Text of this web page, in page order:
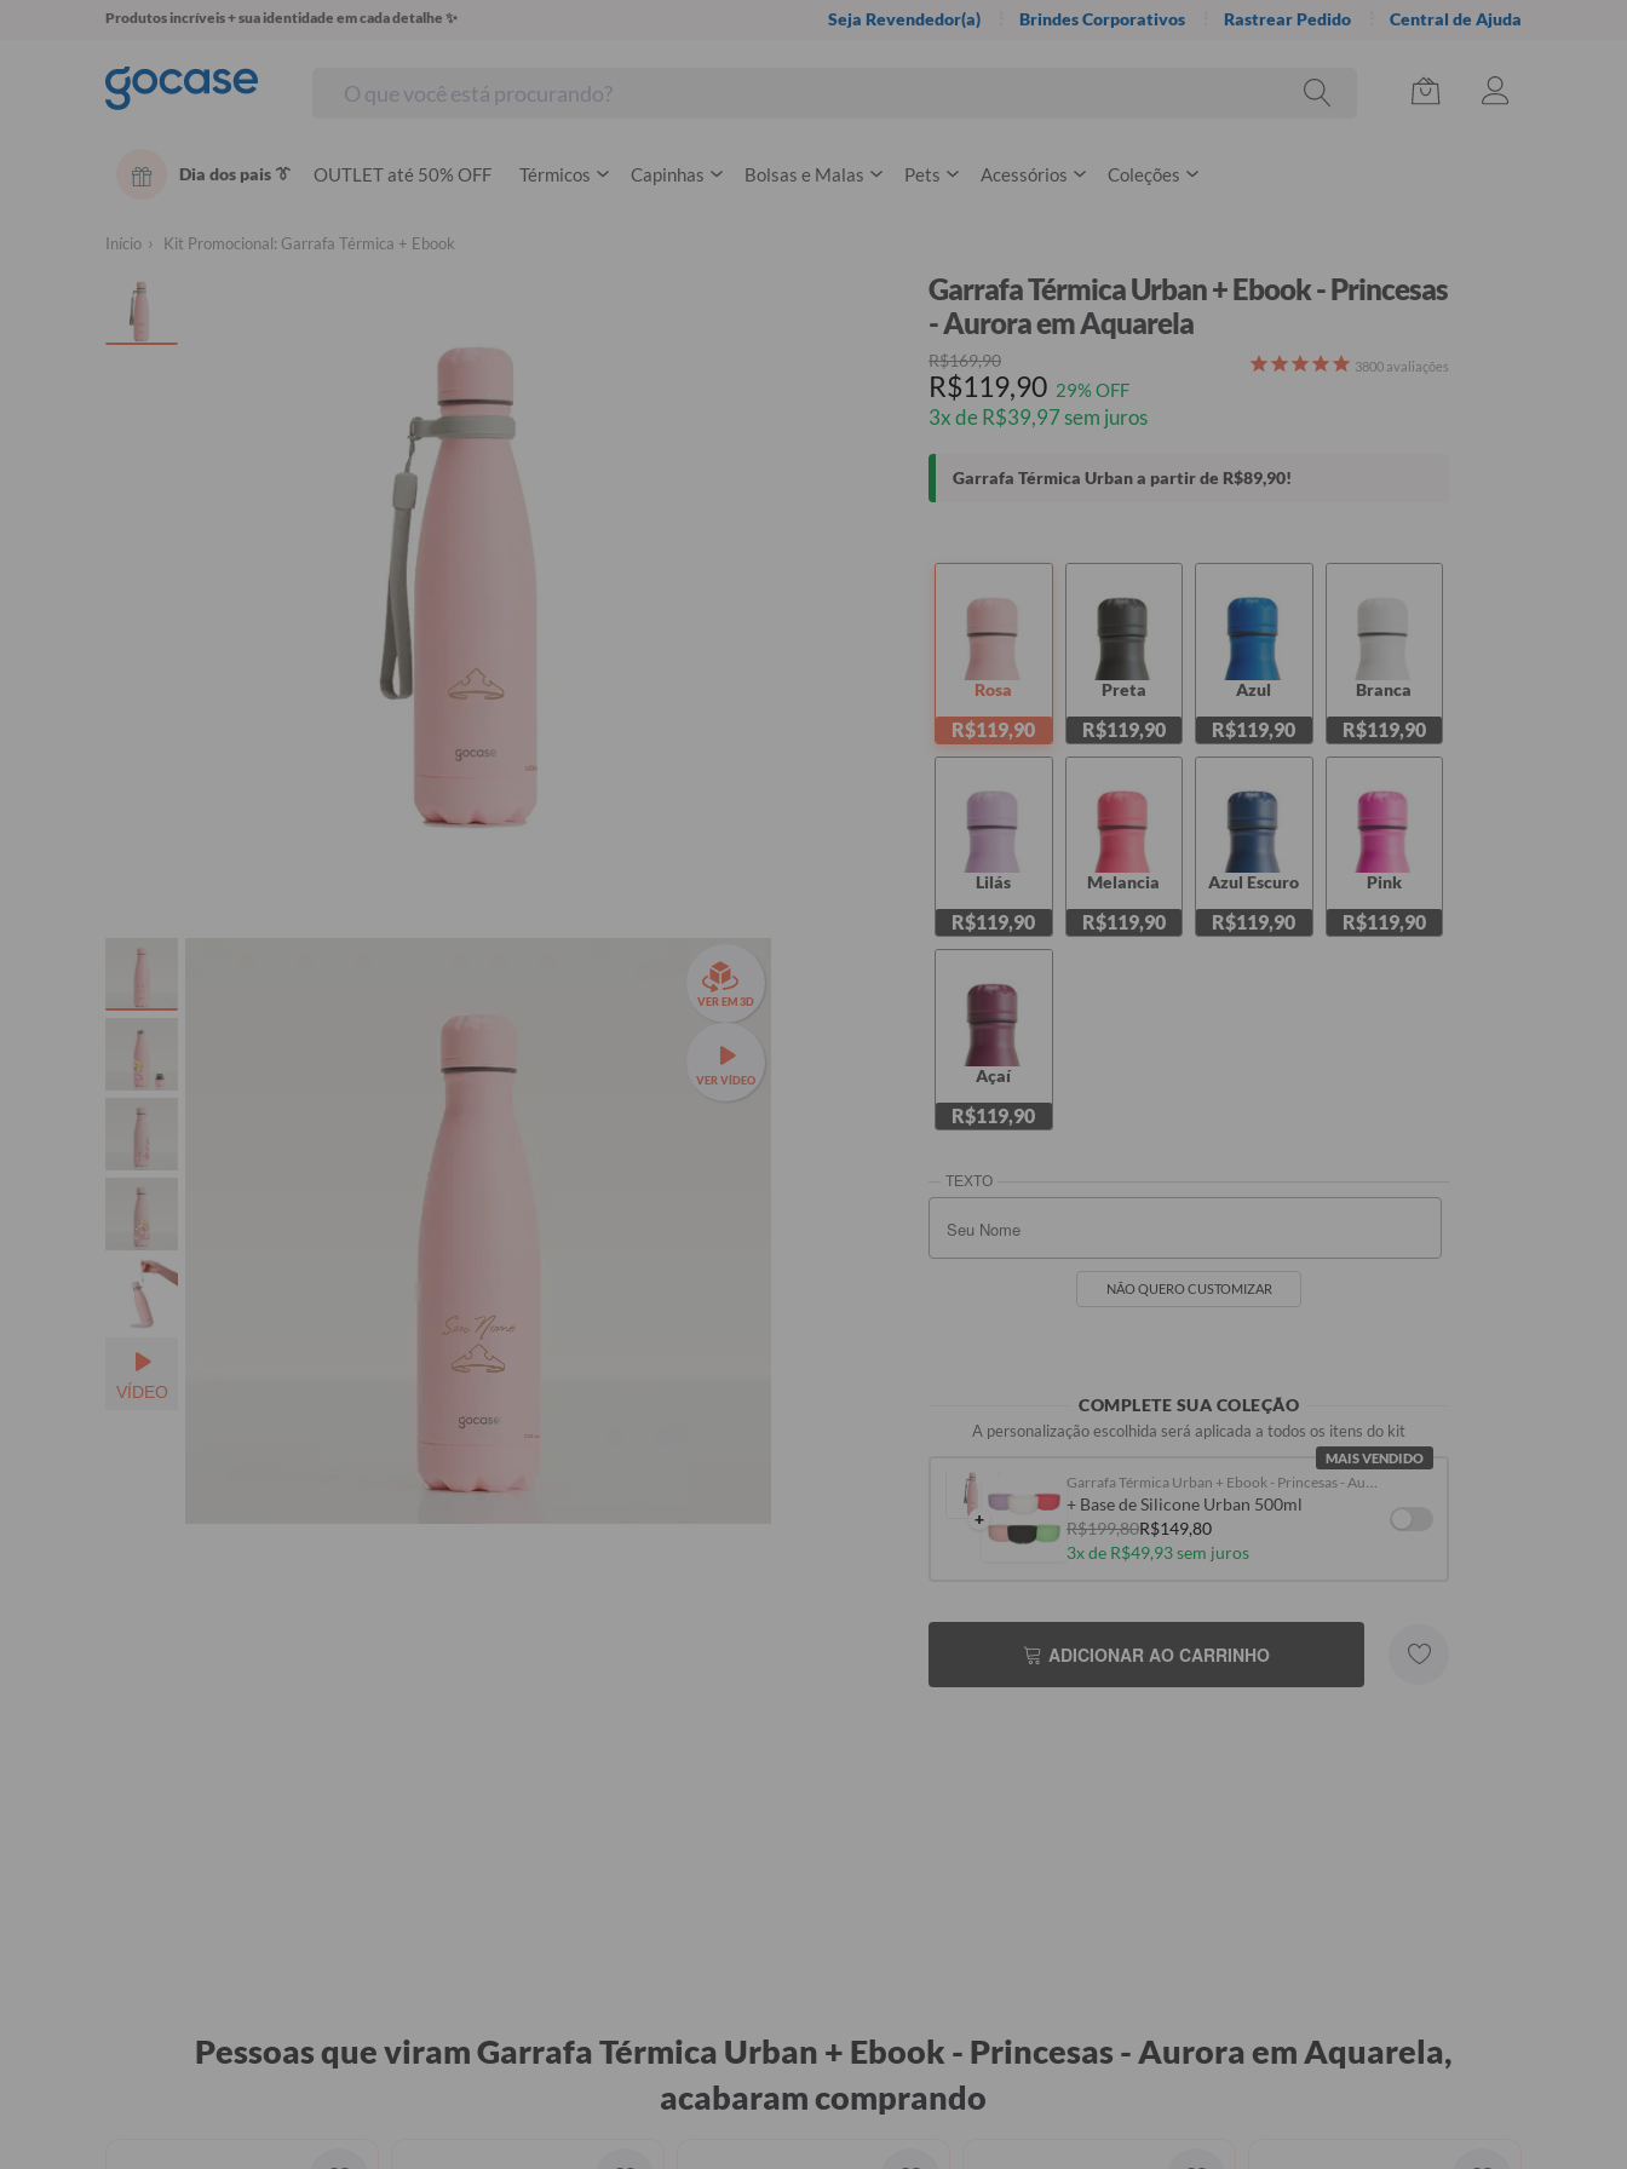
Produtos incríveis + sua identidade em cada detalhe ✨ Seja Revendedor(a) Brindes Corporativos Rastrear Pedido Central de Ajuda
Dia dos pais 👔 OUTLET até 50% OFF Térmicos Capinhas Bolsas e Malas Pets Acessórios Coleções
Início Kit Promocional: Garrafa Térmica + Ebook
VER EM 3D
VER VÍDEO
VÍDEO
Seu Nome
Garrafa Térmica Urban + Ebook - Princesas
- Aurora em Aquarela
R$169,90
R$119,90 29% OFF
3x de R$39,97 sem juros
3800 avaliações
Garrafa Térmica Urban a partir de R$89,90!
Rosa
R$119,90
Preta
R$119,90
Azul
R$119,90
Branca
R$119,90
Lilás
R$119,90
Melancia
R$119,90
Azul Escuro
R$119,90
Pink
R$119,90
Açaí
R$119,90
NÃO QUERO CUSTOMIZAR
COMPLETE SUA COLEÇÃO
A personalização escolhida será aplicada a todos os itens do kit
MAIS VENDIDO
+
Garrafa Térmica Urban + Ebook - Princesas - Aurora em Aquarela
+ Base de Silicone Urban 500ml
R$199,80R$149,80
3x de R$49,93 sem juros
ADICIONAR AO CARRINHO
Pessoas que viram Garrafa Térmica Urban + Ebook - Princesas - Aurora em Aquarela,
acabaram comprando